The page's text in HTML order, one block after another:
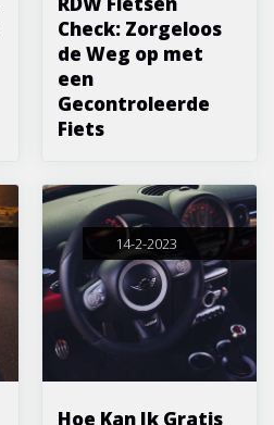
Check: Zorgeloos
de Weg op met
een
Gecontroleerde
Fiets
14-2-2023
Hoe Kan Ik Gratis